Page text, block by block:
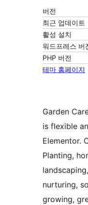
버전
최근 업데이트
활성 설치
워드프레스 버
PHP 버전
테마 홈페이지
Garden
is flexible
Elementor.
Planting,
nurturing,
growing,